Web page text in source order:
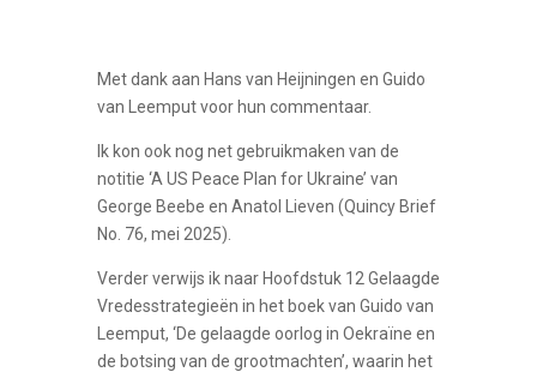
Met dank aan Hans van Heijningen en Guido
van Leemput voor hun commentaar.
Ik kon ook nog net gebruikmaken van de
notitie ‘A US Peace Plan for Ukraine’ van
George Beebe en Anatol Lieven (Quincy Brief
No. 76, mei 2025).
Verder verwijs ik naar Hoofdstuk 12 Gelaagde
Vredesstrategieën in het boek van Guido van
Leemput, ‘De gelaagde oorlog in Oekraïne en
de botsing van de grootmachten’, waarin het